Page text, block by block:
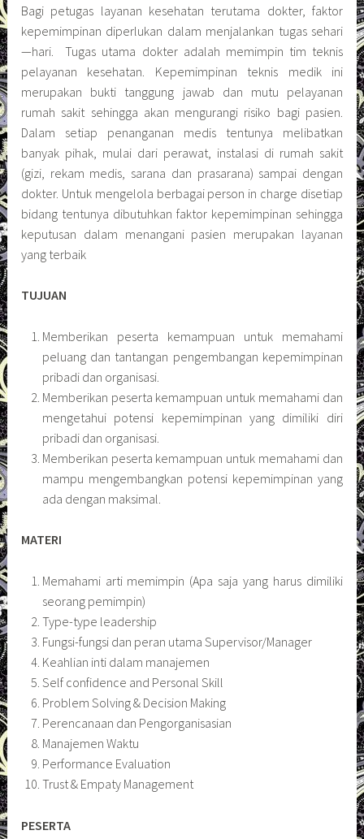
Bagi petugas layanan kesehatan terutama dokter, faktor
kepemimpinan diperlukan dalam menjalankan tugas sehari
—hari. Tugas utama dokter adalah memimpin tim teknis
pelayanan kesehatan. Kepemimpinan teknis medik ini
merupakan bukti tanggung jawab dan mutu pelayanan
rumah sakit sehingga akan mengurangi risiko bagi pasien.
Dalam setiap penanganan medis tentunya melibatkan
banyak pihak, mulai dari perawat, instalasi di rumah sakit
(gizi, rekam medis, sarana dan prasarana) sampai dengan
dokter. Untuk mengelola berbagai person in charge disetiap
bidang tentunya dibutuhkan faktor kepemimpinan sehingga
keputusan dalam menangani pasien merupakan layanan
yang terbaik
TUJUAN
Memberikan peserta kemampuan untuk memahami
peluang dan tantangan pengembangan kepemimpinan
pribadi dan organisasi.
Memberikan peserta kemampuan untuk memahami dan
mengetahui potensi kepemimpinan yang dimiliki diri
pribadi dan organisasi.
Memberikan peserta kemampuan untuk memahami dan
mampu mengembangkan potensi kepemimpinan yang
ada dengan maksimal.
MATERI
Memahami arti memimpin (Apa saja yang harus dimiliki
seorang pemimpin)
Type-type leadership
Fungsi-fungsi dan peran utama Supervisor/Manager
Keahlian inti dalam manajemen
Self confidence and Personal Skill
Problem Solving & Decision Making
Perencanaan dan Pengorganisasian
Manajemen Waktu
Performance Evaluation
Trust & Empaty Management
PESERTA